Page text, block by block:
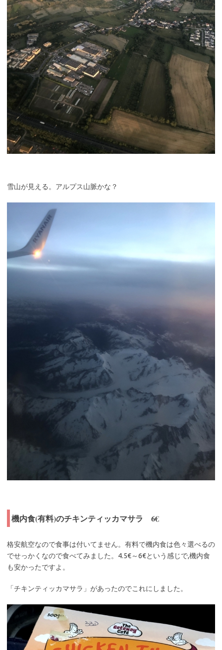
雪山が見える。アルプス山脈かな？
機内食(有料)のチキンティッカマサラ 6€
格安航空なので食事は付いてません。有料で機内食は色々選べるの
でせっかくなので食べてみました。4.5€～6€という感じで,機内食
も安かったですよ。
「チキンティッカマサラ」があったのでこれにしました。